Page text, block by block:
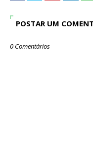
POSTAR UM
0 Comentários